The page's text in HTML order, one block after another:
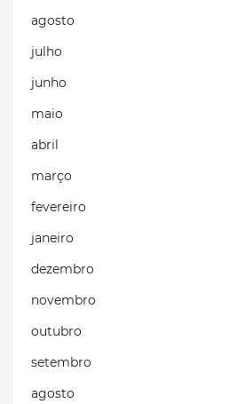
agosto
julho
junho
maio
abril
março
fevereiro
janeiro
dezembro
novembro
outubro
setembro
agosto